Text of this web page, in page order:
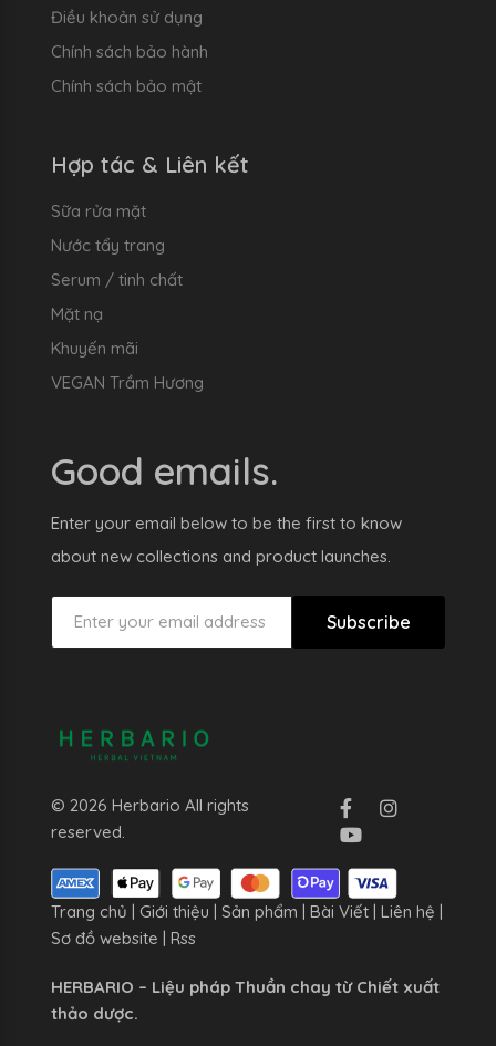
Điều khoản sử dụng
Chính sách bảo hành
Chính sách bảo mật
Hợp tác & Liên kết
Sữa rửa mặt
Nước tẩy trang
Serum / tinh chất
Mặt nạ
Khuyến mãi
VEGAN Trầm Hương
Good emails.
Enter your email below to be the first to know
about new collections and product launches.
Subscribe
© 2026 Herbario All rights
reserved.
Trang chủ Giới thiệu Sản phẩm Bài Viết Liên hệ
Sơ đồ website
Rss
HERBARIO – Liệu pháp Thuần chay từ Chiết xuất
thảo dược.